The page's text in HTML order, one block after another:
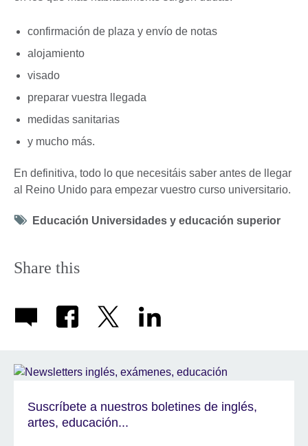
confirmación de plaza y envío de notas
alojamiento
visado
preparar vuestra llegada
medidas sanitarias
y mucho más.
En definitiva, todo lo que necesitáis saber antes de llegar
al Reino Unido para empezar vuestro curso universitario.
Tag
Educación Universidades y educación superior
Share this
Suscríbete a nuestros boletines de inglés,
artes, educación...